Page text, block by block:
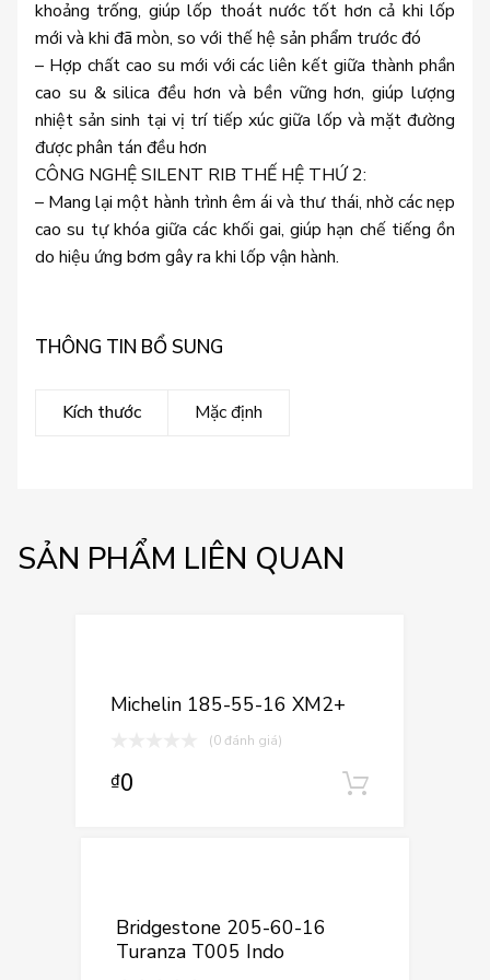
khoảng trống, giúp lốp thoát nước tốt hơn cả khi lốp
mới và khi đã mòn, so với thế hệ sản phẩm trước đó
– Hợp chất cao su mới với các liên kết giữa thành phần
cao su & silica đều hơn và bền vững hơn, giúp lượng
nhiệt sản sinh tại vị trí tiếp xúc giữa lốp và mặt đường
được phân tán đều hơn
CÔNG NGHỆ SILENT RIB THẾ HỆ THỨ 2:
– Mang lại một hành trình êm ái và thư thái, nhờ các nẹp
cao su tự khóa giữa các khối gai, giúp hạn chế tiếng ồn
do hiệu ứng bơm gây ra khi lốp vận hành.
THÔNG TIN BỔ SUNG
Kích thước Mặc định
SẢN PHẨM LIÊN QUAN
Michelin 185-55-16 XM2+
(0 đánh giá)
₫0
Bridgestone 205-60-16
Turanza T005 Indo